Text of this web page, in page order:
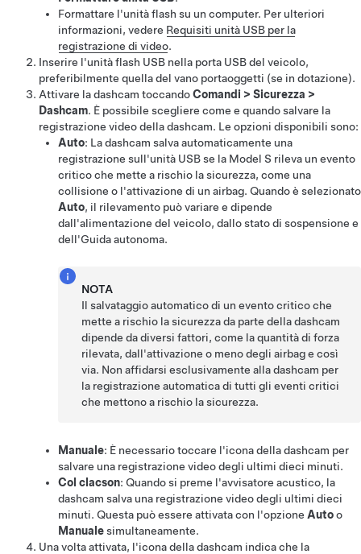
Formattare l'unità flash su un computer. Per ulteriori
informazioni, vedere Requisiti unità USB per la
registrazione di video.
Inserire l'unità flash USB nella porta USB del veicolo,
preferibilmente quella del vano portaoggetti (se in dotazione).
Attivare la dashcam toccandoComandi > Sicurezza >
Dashcam. È possibile scegliere come e quando salvare la
registrazione video della dashcam. Le opzioni disponibili sono:
Auto: La dashcam salva automaticamente una
registrazione sull'unità USB se la Model S rileva un evento
critico che mette a rischio la sicurezza, come una
collisione o l'attivazione di un airbag. Quando è selezionato
Auto, il rilevamento può variare e dipende
dall'alimentazione del veicolo, dallo stato di sospensione e
dell'Guida autonoma.
NOTA
Il salvataggio automatico di un evento critico che
mette a rischio la sicurezza da parte della dashcam
dipende da diversi fattori, come la quantità di forza
rilevata, dall'attivazione o meno degli airbag e così
via. Non affidarsi esclusivamente alla dashcam per
la registrazione automatica di tutti gli eventi critici
che mettono a rischio la sicurezza.
Manuale: È necessario toccare l'icona della dashcam per
salvare una registrazione video degli ultimi dieci minuti.
Col clacson: Quando si preme l'avvisatore acustico, la
dashcam salva una registrazione video degli ultimi dieci
minuti. Questa può essere attivata con l'opzione Autoo
Manualesimultaneamente.
Una volta attivata, l'icona della dashcam indica che la